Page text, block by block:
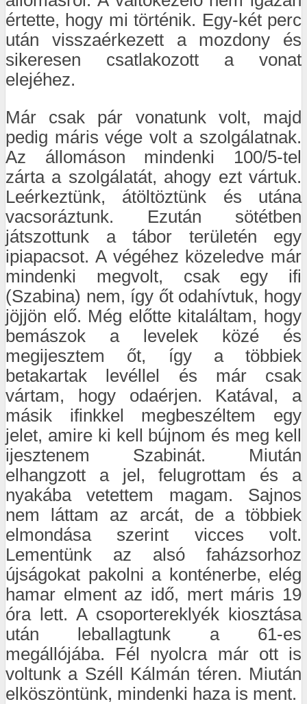
értette, hogy mi történik. Egy-két perc
után visszaérkezett a mozdony és
sikeresen csatlakozott a vonat
elejéhez.
Már csak pár vonatunk volt, majd
pedig máris vége volt a szolgálatnak.
Az állomáson mindenki 100/5-tel
zárta a szolgálatát, ahogy ezt vártuk.
Leérkeztünk, átöltöztünk és utána
vacsoráztunk. Ezután sötétben
játszottunk a tábor területén egy
ipiapacsot. A végéhez közeledve már
mindenki megvolt, csak egy ifi
(Szabina) nem, így őt odahívtuk, hogy
jöjjön elő. Még előtte kitaláltam, hogy
bemászok a levelek közé és
megijesztem őt, így a többiek
betakartak levéllel és már csak
vártam, hogy odaérjen. Katával, a
másik ifinkkel megbeszéltem egy
jelet, amire ki kell bújnom és meg kell
ijesztenem Szabinát. Miután
elhangzott a jel, felugrottam és a
nyakába vetettem magam. Sajnos
nem láttam az arcát, de a többiek
elmondása szerint vicces volt.
Lementünk az alsó faházsorhoz
újságokat pakolni a konténerbe, elég
hamar elment az idő, mert máris 19
óra lett. A csoportereklyék kiosztása
után leballagtunk a 61-es
megállójába. Fél nyolcra már ott is
voltunk a Széll Kálmán téren. Miután
elköszöntünk, mindenki haza is ment.